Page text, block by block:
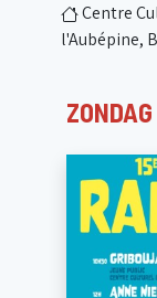
Centre
l'Aubépine,